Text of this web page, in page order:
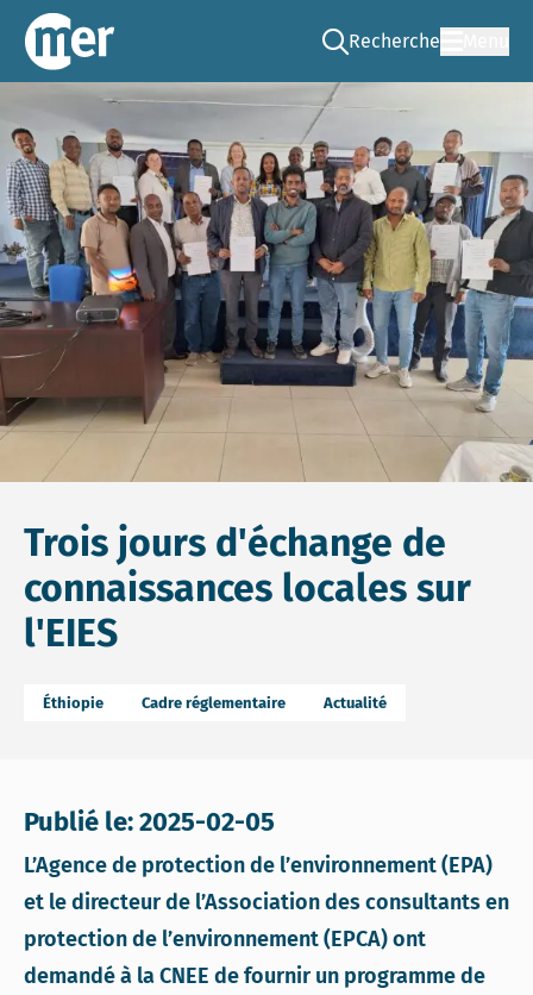
CNEE – FR
Recherche
Go to the search page
Trois jours d'échange de
connaissances locales sur
l'EIES
Éthiopie Cadre réglementaire Actualité
Publié le: 2025-02-05
L’Agence de protection de l’environnement (EPA)
et le directeur de l’Association des consultants en
protection de l’environnement (EPCA) ont
demandé à la CNEE de fournir un programme de